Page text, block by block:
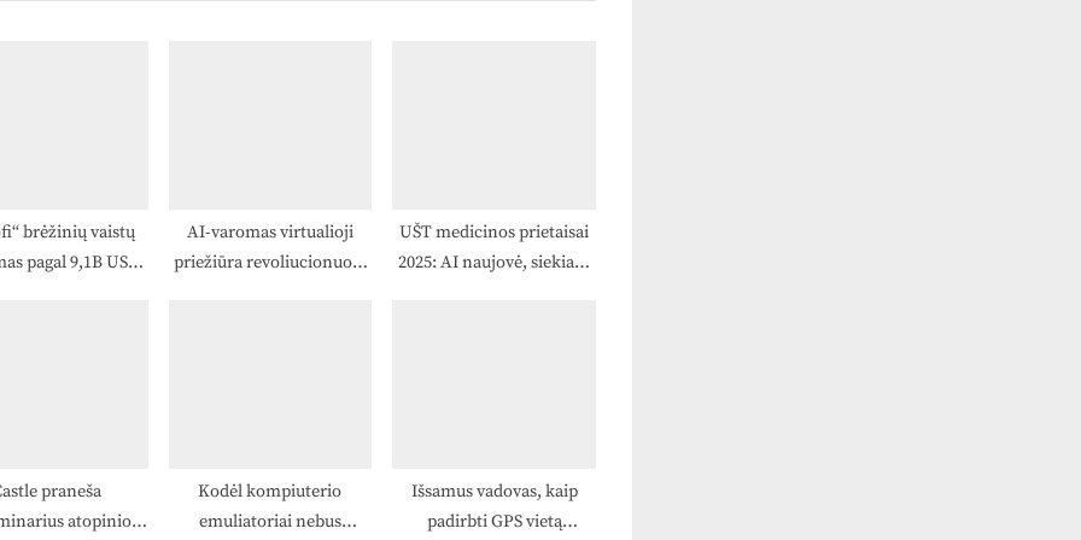
brėžinių vaistų
pagal 9,1B USD
AI-varomas virtualioji
priežiūra revoliucionuoja
UŠT medicinos prietaisai
2025: AI naujovė, siekiant
praneša
atopinio
Kodėl kompiuterio
emuliatoriai nebus
Išsamus vadovas, kaip
padirbti GPS vietą